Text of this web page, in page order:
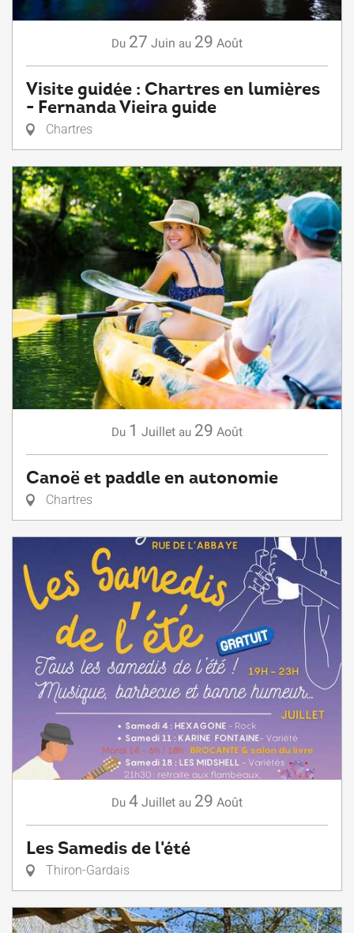
Du 27 Juin au 29 Août
Visite guidée : Chartres en lumières
- Fernanda Vieira guide
Chartres
Du 1 Juillet au 29 Août
Canoë et paddle en autonomie
Chartres
Du 4 Juillet au 29 Août
Les Samedis de l'été
Thiron-Gardais